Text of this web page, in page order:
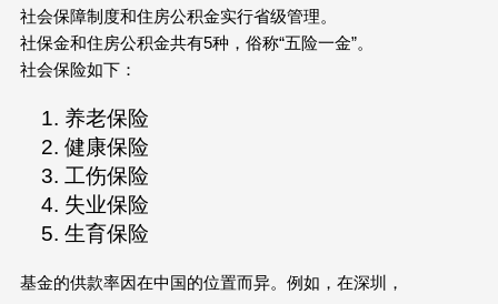
社会保障制度和住房公积金实行省级管理。
社保金和住房公积金共有5种，俗称“五险一金”。
社会保险如下：
养老保险
健康保险
工伤保险
失业保险
生育保险
基金的供款率因在中国的位置而异。例如，在深圳，